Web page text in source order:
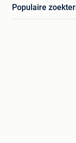
Populaire